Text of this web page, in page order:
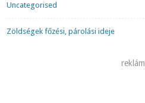
Uncategorised
Zöldségek főzési, párolási ideje
reklám